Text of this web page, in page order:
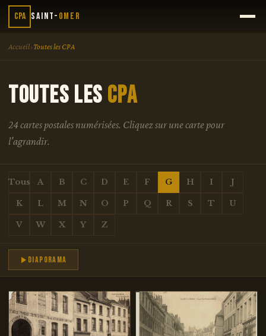
CPA Saint- Omer
Accueil›Toutes les CPA
TOUTES LES CPA
24 cartes postales numérisées. Cliquez sur une carte pour
l'agrandir.
Tous A B C D E F G H I J
K L M N O P Q R S T U
V W X Y Z
Diaporama